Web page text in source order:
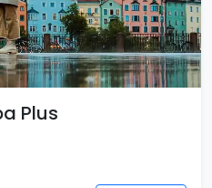
Plus